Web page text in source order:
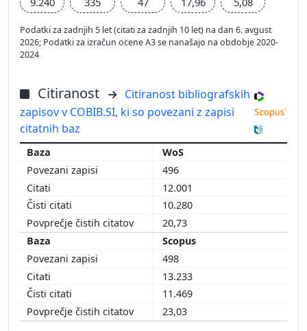
Podatki za zadnjih 5 let (citati za zadnjih 10 let) na dan 6. avgust
2026; Podatki za izračun ocene A3 se nanašajo na obdobje 2020-
2024
Citiranost
Citiranost bibliografskih
zapisov v COBIB.SI, ki so povezani z zapisi
citatnih baz
WoS
496
12.001
10.280
20,73
Scopus
498
13.233
11.469
23,03